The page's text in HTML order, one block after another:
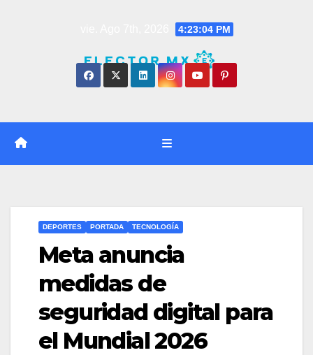
4:23:05 PM
DEPORTES PORTADA TECNOLOGÍA
Meta anuncia
medidas de
seguridad digital para
el Mundial 2026